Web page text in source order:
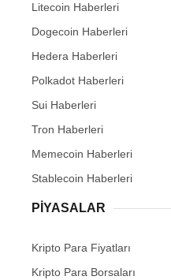
Litecoin Haberleri
Dogecoin Haberleri
Hedera Haberleri
Polkadot Haberleri
Sui Haberleri
Tron Haberleri
Memecoin Haberleri
Stablecoin Haberleri
PIYASALAR
Kripto Para Fiyatları
Kripto Para Borsaları